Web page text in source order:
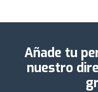
Añade tu
nuestro